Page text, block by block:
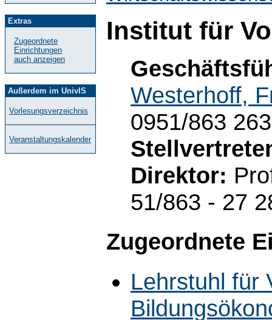
Extras
Zugeordnete
Einrichtungen
auch anzeigen
Außerdem im UnivIS
Vorlesungsverzeichnis
Veranstaltungskalender
Institut für
Westerhoff,
0951/863
Direktor:
51/863 - 27
Zugeordnete
Lehrstuhl für